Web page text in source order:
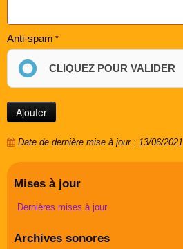
Anti-spam
CLIQUEZ POUR VALIDER
Date de dernière mise à jour : 13/06/2021
Mises à jour
Dernières mises à jour
Archives sonores